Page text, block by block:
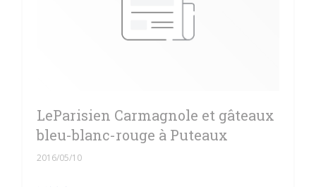
LeParisien Carmagnole et gâteaux
bleu-blanc-rouge à Puteaux
2016/05/10